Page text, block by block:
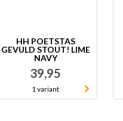
HH POETSTAS
GEVULD STOUT! LIME
NAVY
39,95
1 variant